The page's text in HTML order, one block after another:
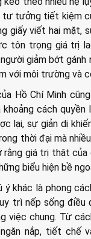
tư tưởng tiết kiệm
giấy viết hai mặt,
tôn trọng giá trị
giảm bớt
với môi trường và
Hồ Chí Minh
cách
lại, sự giản dị
thời đại mà
rằng giá trị thật
biểu hiện bề
khác là phong
trì nếp sống điều
việc chung. Từ
nắp, tiết chế